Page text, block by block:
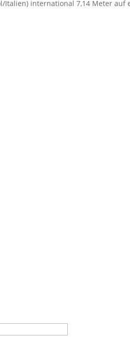
Italien) international 7,14 Meter